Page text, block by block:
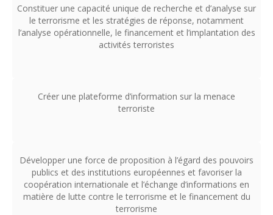
Constituer une capacité unique de recherche et d’analyse sur
le terrorisme et les stratégies de réponse, notamment
l’analyse opérationnelle, le financement et l’implantation des
activités terroristes
Créer une plateforme d’information sur la menace
terroriste
Développer une force de proposition à l’égard des pouvoirs
publics et des institutions européennes et favoriser la
coopération internationale et l’échange d’informations en
matière de lutte contre le terrorisme et le financement du
terrorisme